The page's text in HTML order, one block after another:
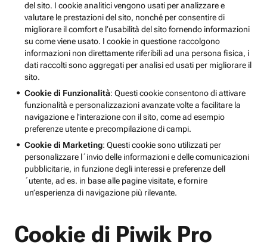
del sito. I cookie analitici vengono usati per analizzare e
valutare le prestazioni del sito, nonché per consentire di
migliorare il comfort e l’usabilità del sito fornendo informazioni
su come viene usato. I cookie in questione raccolgono
informazioni non direttamente riferibili ad una persona fisica, i
dati raccolti sono aggregati per analisi ed usati per migliorare il
sito.
Cookie di Funzionalità: Questi cookie consentono di attivare
funzionalità e personalizzazioni avanzate volte a facilitare la
navigazione e l'interazione con il sito, come ad esempio
preferenze utente e precompilazione di campi.
Cookie di Marketing: Questi cookie sono utilizzati per
personalizzare l´invio delle informazioni e delle comunicazioni
pubblicitarie, in funzione degli interessi e preferenze dell
´utente, ad es. in base alle pagine visitate, e fornire
un’esperienza di navigazione più rilevante.
Cookie di Piwik Pro